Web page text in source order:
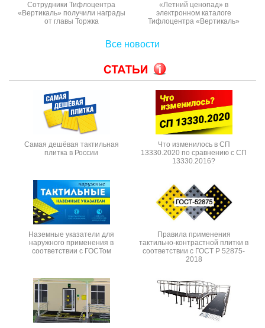
Сотрудники Тифлоцентра
«Вертикаль» получили награды
от главы Торжка
«Летний ценопад» в
электронном каталоге
Тифлоцентра «Вертикаль»
Все новости
Самая дешёвая тактильная
плитка в России
Что изменилось в СП
13330.2020 по сравнению с СП
13330.2016?
Наземные указатели для
наружного применения в
соответствии с ГОСТом
Правила применения
тактильно-контрастной плитки в
соответствии с ГОСТ Р 52875-
2018